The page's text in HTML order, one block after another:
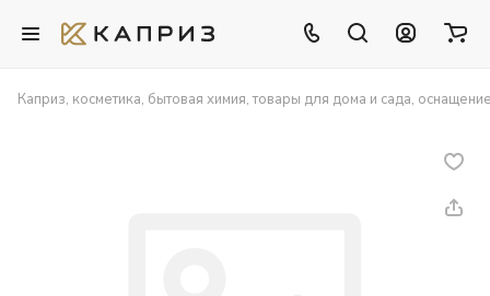
Каприз, косметика, бытовая химия, товары для дома и сада,